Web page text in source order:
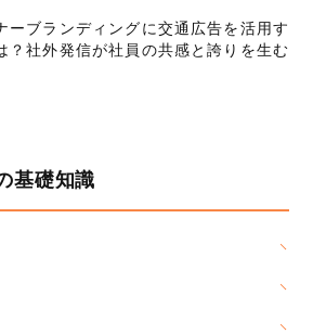
ーブランディングに交通広告を活用す
？社外発信が社員の共感と誇りを生む
基礎知識